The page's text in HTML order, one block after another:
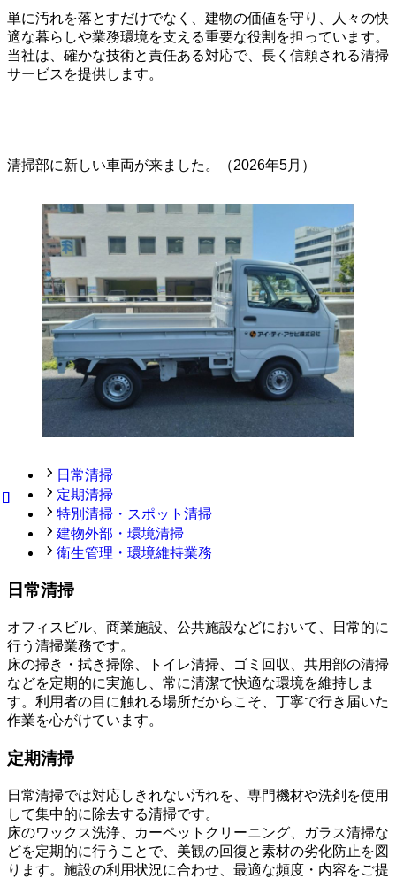
単に汚れを落とすだけでなく、建物の価値を守り、人々の快
適な暮らしや業務環境を支える重要な役割を担っています。
当社は、確かな技術と責任ある対応で、長く信頼される清掃
サービスを提供します。
清掃部に新しい車両が来ました。（2026年5月）
日常清掃
定期清掃
特別清掃・スポット清掃
建物外部・環境清掃
衛生管理・環境維持業務
日常清掃
オフィスビル、商業施設、公共施設などにおいて、日常的に
行う清掃業務です。
床の掃き・拭き掃除、トイレ清掃、ゴミ回収、共用部の清掃
などを定期的に実施し、常に清潔で快適な環境を維持しま
す。利用者の目に触れる場所だからこそ、丁寧で行き届いた
作業を心がけています。
定期清掃
日常清掃では対応しきれない汚れを、専門機材や洗剤を使用
して集中的に除去する清掃です。
床のワックス洗浄、カーペットクリーニング、ガラス清掃な
どを定期的に行うことで、美観の回復と素材の劣化防止を図
ります。施設の利用状況に合わせ、最適な頻度・内容をご提